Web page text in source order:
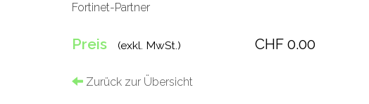
Fortinet-Partner
Preis (exkl. MwSt.) CHF 0.00
Zurück zur Übersicht